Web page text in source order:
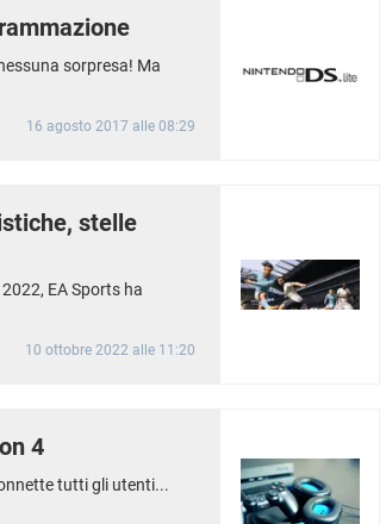
sorpresa! Ma
16 agosto 2017 alle 08:29
stelle
EA Sports ha
10 ottobre 2022 alle 11:20
4
tutti gli utenti...